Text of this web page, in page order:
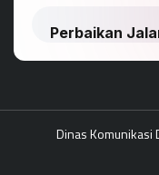
Dinas Komunikasi